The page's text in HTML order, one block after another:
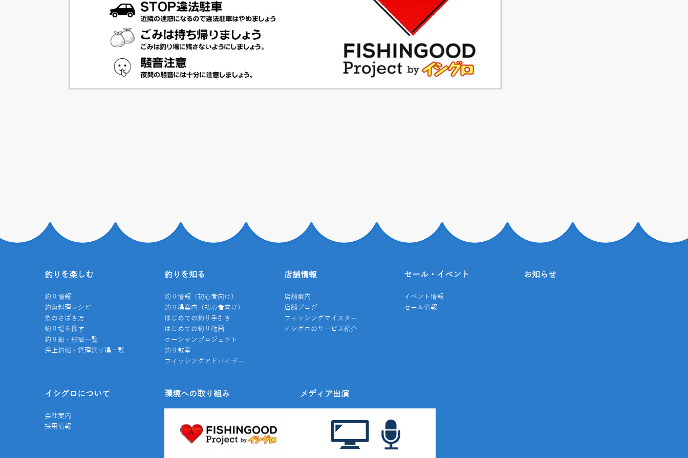
釣りを楽しむ
釣り情報
釣魚料理レシピ
魚のさばき方
釣り場を探す
釣り船・船宿一覧
海上釣堀・管理釣り場一覧
釣りを知る
釣り情報（初心者向け）
釣り場案内（初心者向け）
はじめての釣り手引き
はじめての釣り動画
オーシャンプロジェクト
釣り教室
フィッシングアドバイザー
店舗情報
店舗案内
店舗ブログ
フィッシングマイスター
イシグロのサービス紹介
セール・イベント
イベント情報
セール情報
お知らせ
イシグロについて
会社案内
採用情報
環境への取り組み メディア出演